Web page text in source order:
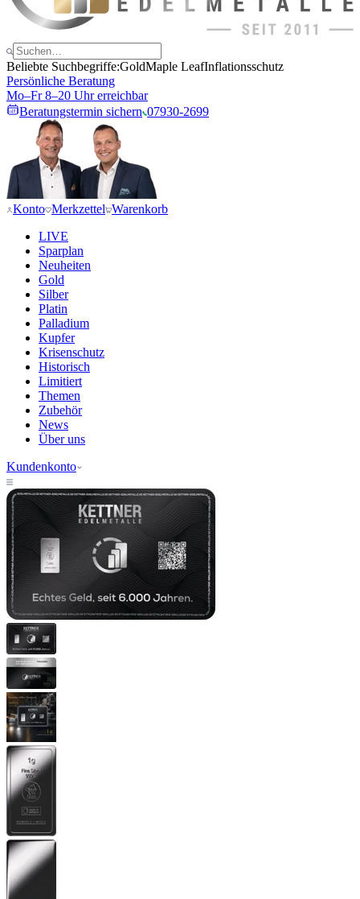
Beliebte Suchbegriffe:GoldMaple LeafInflationsschutz
Persönliche Beratung
Mo–Fr 8–20 Uhr erreichbar
Beratungstermin sichern 07930-2699
Konto Merkzettel Warenkorb
LIVE
Sparplan
Neuheiten
Gold
Silber
Platin
Palladium
Kupfer
Krisenschutz
Historisch
Limitiert
Themen
Zubehör
News
Über uns
Kundenkonto